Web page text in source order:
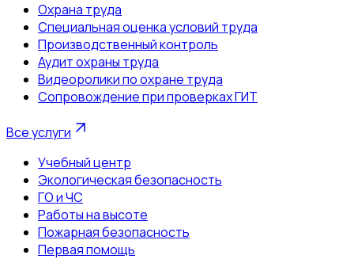
Охрана труда
Специальная оценка условий труда
Производственный контроль
Аудит охраны труда
Видеоролики по охране труда
Сопровождение при проверках ГИТ
Все услуги
Учебный центр
Экологическая безопасность
ГО и ЧС
Работы на высоте
Пожарная безопасность
Первая помощь